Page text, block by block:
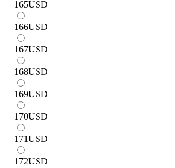
165USD
166USD
167USD
168USD
169USD
170USD
171USD
172USD